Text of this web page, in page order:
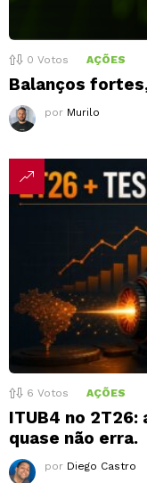
0 Votos AÇÕES
Balanços
por Murilo
6 Votos AÇÕES
ITUB4 no 2T26:
quase não erra.
por Diego Castro